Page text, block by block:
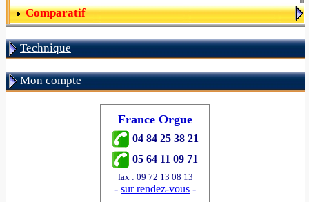
Comparatif
Technique
Mon compte
France Orgue
04 84 25 38 21
05 64 11 09 71
fax : 09 72 13 08 13
- sur rendez-vous -